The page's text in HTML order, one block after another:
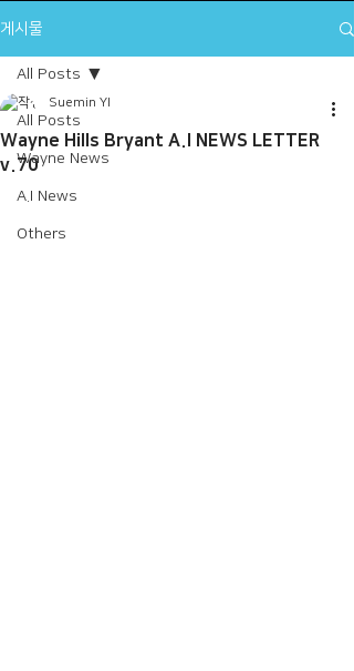
게시물
All Posts
Wayne News
A.I News
Others
All Posts
Wayne Hills Bryant A.I NEWS LETTER
v.70
Suemin YI